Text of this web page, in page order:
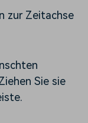
zur Zeitachse
Sie sie